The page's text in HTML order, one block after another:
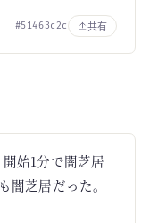
#51463c2c 共有
始1分で闇芝居
闇芝居だった。